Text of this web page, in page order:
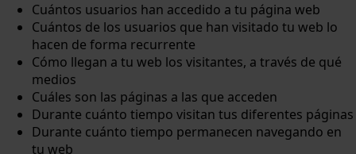
Cuántos usuarios han accedido a tu página web
Cuántos de los usuarios que han visitado tu web lo
hacen de forma recurrente
Cómo llegan a tu web los visitantes, a través de qué
medios
Cuáles son las páginas a las que acceden
Durante cuánto tiempo visitan tus diferentes páginas
Durante cuánto tiempo permanecen navegando en
tu web